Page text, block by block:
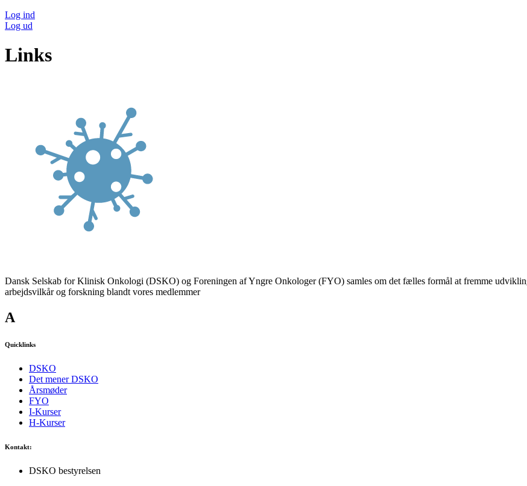
Log ind
Log ud
Links
Dansk Selskab for Klinisk Onkologi (DSKO) og Foreningen af Yngre Onkologer (FYO) samles om det fælles formål at fremme
arbejdsvilkår og forskning blandt vores medlemmer
A
Quicklinks
DSKO
Det mener DSKO
Årsmøder
FYO
I-Kurser
H-Kurser
Kontakt:
DSKO bestyrelsen